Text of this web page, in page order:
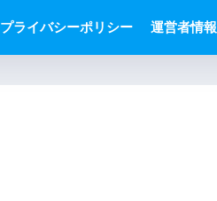
プライバシーポリシー 運営者情報